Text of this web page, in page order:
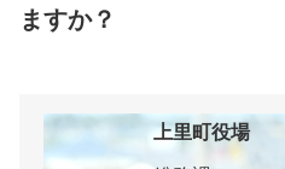
ますか？
上里町役場